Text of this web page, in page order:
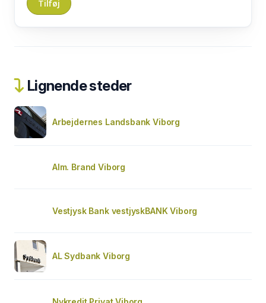
Lignende steder
Arbejdernes Landsbank Viborg
Alm. Brand Viborg
Vestjysk Bank vestjyskBANK Viborg
AL Sydbank Viborg